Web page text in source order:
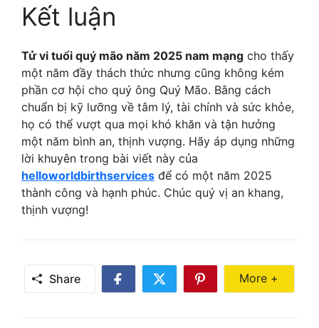
Kết luận
Tử vi tuổi quý mão năm 2025 nam mạng cho thấy
một năm đầy thách thức nhưng cũng không kém
phần cơ hội cho quý ông Quý Mão. Bằng cách
chuẩn bị kỹ lưỡng về tâm lý, tài chính và sức khỏe,
họ có thể vượt qua mọi khó khăn và tận hưởng
một năm bình an, thịnh vượng. Hãy áp dụng những
lời khuyên trong bài viết này của
helloworldbirthservices để có một năm 2025
thành công và hạnh phúc. Chúc quý vị an khang,
thịnh vượng!
Share
Share
Share
Share
More +